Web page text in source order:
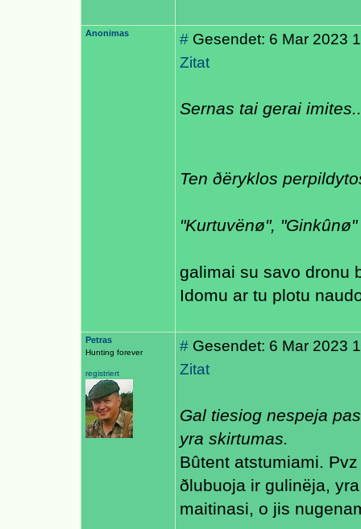
Anonimas # Gesendet: 6 Mar 2023
Zitat
Sernas tai gerai
Ten ðëryklos
"Kurtuvënø",
galimai su savo dronu
Idomu ar tu plotu
Petras
Hunting forever
registriert
# Gesendet: 6 Mar 2023
Zitat
Gal tiesiog nespeja
yra skirtumas.
Bûtent atstumiami.
ðlubuoja ir gulinëja,
maitinasi, o jis